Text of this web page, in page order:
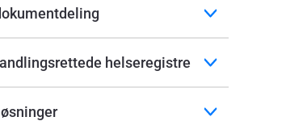
helseregistre